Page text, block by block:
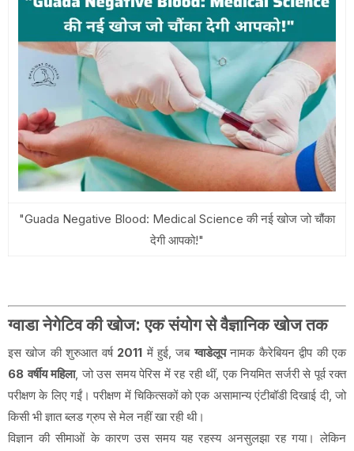
"Guada Negative Blood: Medical Science की नई खोज जो चौंका
देगी आपको!"
ग्वाडा नेगेटिव की खोज: एक संयोग से वैज्ञानिक खोज तक
इस खोज की शुरुआत वर्ष 2011 में हुई, जबग्वाडेलूपनामक कैरेबियन द्वीप की एक
68 वर्षीय महिला, जो उस समय पेरिस में रह रही थीं, एक नियमित सर्जरी से पूर्व रक्त
परीक्षण के लिए गईं। परीक्षण में चिकित्सकों को एक असामान्य एंटीबॉडी दिखाई दी, जो
किसी भी ज्ञात ब्लड ग्रुप से मेल नहीं खा रही थी।
विज्ञान की सीमाओं के कारण उस समय यह रहस्य अनसुलझा रह गया। लेकिन